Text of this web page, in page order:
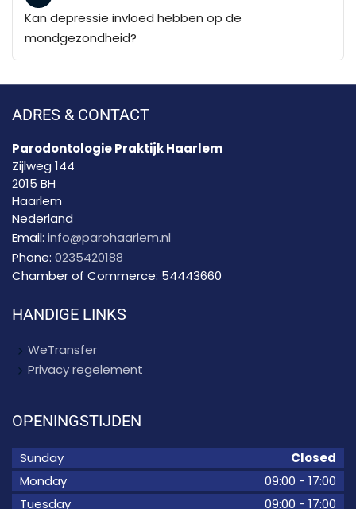
Kan depressie invloed hebben op de
mondgezondheid?
ADRES & CONTACT
Parodontologie Praktijk Haarlem
Zijlweg 144
2015 BH
Haarlem
Nederland
Email: info@parohaarlem.nl
Phone: 0235420188
Chamber of Commerce: 54443660
HANDIGE LINKS
WeTransfer
Privacy regelement
OPENINGSTIJDEN
Sunday
Closed
Monday
09:00 - 17:00
Tuesday
09:00 - 17:00